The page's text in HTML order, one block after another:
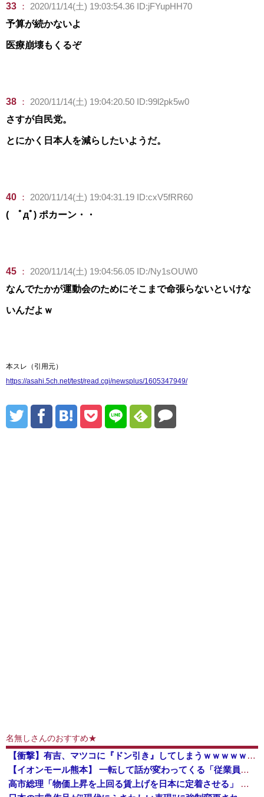
33 ：
2020/11/14(土) 19:03:54.36 ID:jFYupHH70
予算が続かないよ
医療崩壊もくるぞ
38 ：
2020/11/14(土) 19:04:20.50 ID:99l2pk5w0
さすが自民党。
とにかく日本人を減らしたいようだ。
40 ：
2020/11/14(土) 19:04:31.19 ID:cxV5fRR60
( ﾟдﾟ) ポカーン・・
45 ：
2020/11/14(土) 19:04:56.05 ID:/Ny1sOUW0
なんでたかが運動会のためにそこまで命張らないといけな
いんだよｗ
本スレ（引用元）
https://asahi.5ch.net/test/read.cgi/newsplus/1605347949/
名無しさんのおすすめ★
【衝撃】有吉、マツコに『ドン引き』してしまうｗｗｗｗｗｗｗ
【イオンモール熊本】 一転して話が変わってくる「従業員の避難誘導の証言が複数」イオン側が社内規定に抵触していた疑い
高市総理「物価上昇を上回る賃上げを日本に定着させる」 →国家公務員月給3.51％増へ 地方公務員も追随する見通し